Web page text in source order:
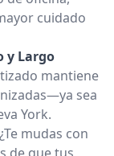
cuidado
y Largo
mantiene
sea
York.
¿Te mudas con